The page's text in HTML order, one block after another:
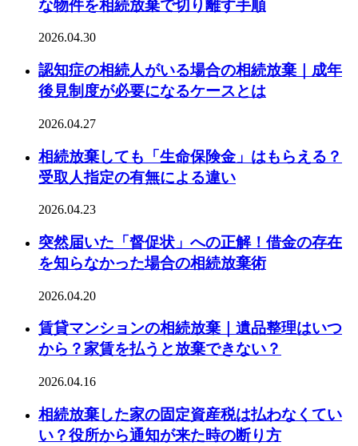
な物件を相続放棄で切り離す手順
2026.04.30
認知症の相続人がいる場合の相続放棄｜成年
後見制度が必要になるケースとは
2026.04.27
相続放棄しても「生命保険金」はもらえる？
受取人指定の有無による違い
2026.04.23
突然届いた「督促状」への正解！借金の存在
を知らなかった場合の相続放棄術
2026.04.20
賃貸マンションの相続放棄｜遺品整理はいつ
から？家賃を払うと放棄できない？
2026.04.16
相続放棄した家の固定資産税は払わなくてい
い？役所から通知が来た時の断り方